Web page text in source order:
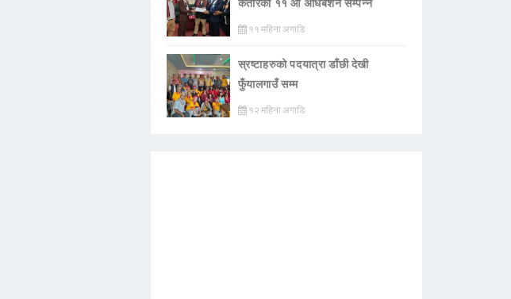
कतारको ११ औ अधिबेशन सँम्पन्न
११ महिना अगाडि
स्रष्टाहरुको पदयात्रा डाँछी देखी
फुँयालगाउँ सम्म
१२ महिना अगाडि